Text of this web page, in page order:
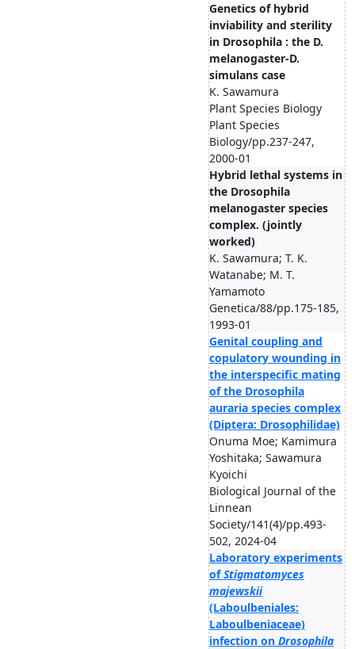
Genetics of hybrid
inviability and sterility
in Drosophila : the D.
melanogaster-D.
simulans case
K. Sawamura
Plant Species Biology
Plant Species
Biology/pp.237-247,
2000-01
Hybrid lethal systems in
the Drosophila
melanogaster species
complex. (jointly
worked)
K. Sawamura; T. K.
Watanabe; M. T.
Yamamoto
Genetica/88/pp.175-185,
1993-01
Genital coupling and
copulatory wounding in
the interspecific mating
of the Drosophila
auraria species complex
(Diptera: Drosophilidae)
Onuma Moe; Kamimura
Yoshitaka; Sawamura
Kyoichi
Biological Journal of the
Linnean
Society/141(4)/pp.493-
502, 2024-04
Laboratory experiments
ofStigmatomyces
majewskii
(Laboulbeniales:
Laboulbeniaceae)
infection on Drosophila